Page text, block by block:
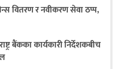
वितरण र नवीकरण सेवा ठप्प,
बैंकका कार्यकारी निर्देशकबीच